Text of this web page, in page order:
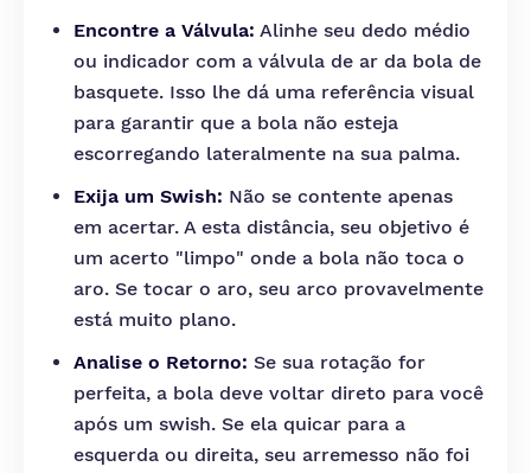
Encontre a Válvula: Alinhe seu dedo médio
ou indicador com a válvula de ar da bola de
basquete. Isso lhe dá uma referência visual
para garantir que a bola não esteja
escorregando lateralmente na sua palma.
Exija um Swish: Não se contente apenas
em acertar. A esta distância, seu objetivo é
um acerto "limpo" onde a bola não toca o
aro. Se tocar o aro, seu arco provavelmente
está muito plano.
Analise o Retorno: Se sua rotação for
perfeita, a bola deve voltar direto para você
após um swish. Se ela quicar para a
esquerda ou direita, seu arremesso não foi